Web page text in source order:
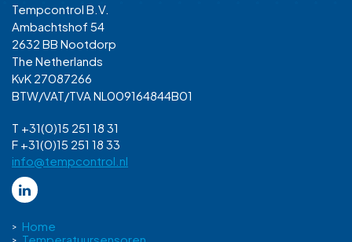
Tempcontrol B.V.
Ambachtshof 54
2632 BB Nootdorp
The Netherlands
KvK 27087266
BTW/VAT/TVA NL009164844B01
T +31(0)15 251 18 31
F +31(0)15 251 18 33
info@tempcontrol.nl
Home
Temperatuursensoren